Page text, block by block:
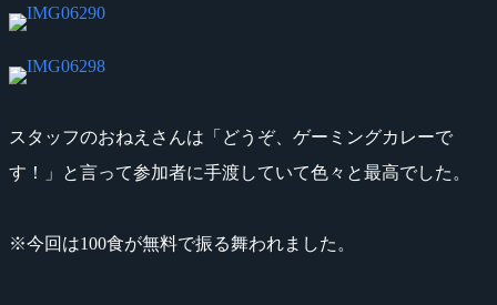
スタッフのおねえさんは「どうぞ、ゲーミングカレーで
す！」と言って参加者に手渡していて色々と最高でした。
※今回は100食が無料で振る舞われました。